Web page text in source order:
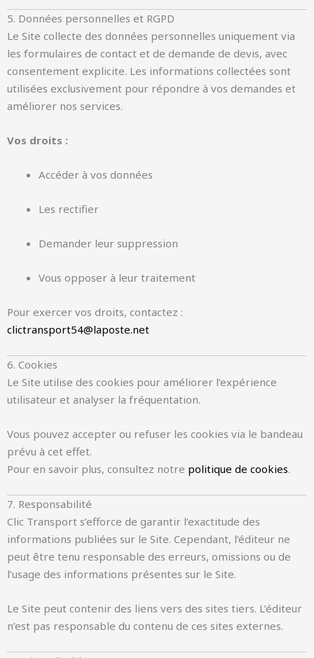
5. Données personnelles et RGPD
Le Site collecte des données personnelles uniquement via
les formulaires de contact et de demande de devis, avec
consentement explicite. Les informations collectées sont
utilisées exclusivement pour répondre à vos demandes et
améliorer nos services.
Vos droits :
Accéder à vos données
Les rectifier
Demander leur suppression
Vous opposer à leur traitement
Pour exercer vos droits, contactez :
clictransport54@laposte.net
6. Cookies
Le Site utilise des cookies pour améliorer l’expérience
utilisateur et analyser la fréquentation.
Vous pouvez accepter ou refuser les cookies via le bandeau
prévu à cet effet.
Pour en savoir plus, consultez notre politique de cookies.
7. Responsabilité
Clic Transport s’efforce de garantir l’exactitude des
informations publiées sur le Site. Cependant, l’éditeur ne
peut être tenu responsable des erreurs, omissions ou de
l’usage des informations présentes sur le Site.
Le Site peut contenir des liens vers des sites tiers. L’éditeur
n’est pas responsable du contenu de ces sites externes.